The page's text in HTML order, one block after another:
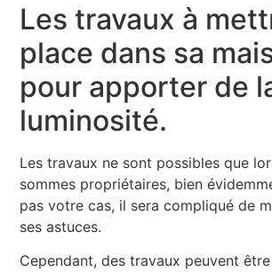
Les travaux à
place dans sa
pour apporter de
luminosité.
Les travaux ne sont possibles que
sommes propriétaires, bien
pas votre cas, il sera compliqué de
ses astuces.
Cependant, des travaux peuvent